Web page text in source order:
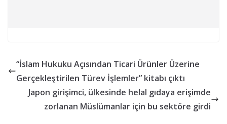
“İslam Hukuku Açısından Ticari Ürünler Üzerine
Gerçekleştirilen Türev İşlemler” kitabı çıktı
Japon girişimci, ülkesinde helal gıdaya erişimde
zorlanan Müslümanlar için bu sektöre girdi